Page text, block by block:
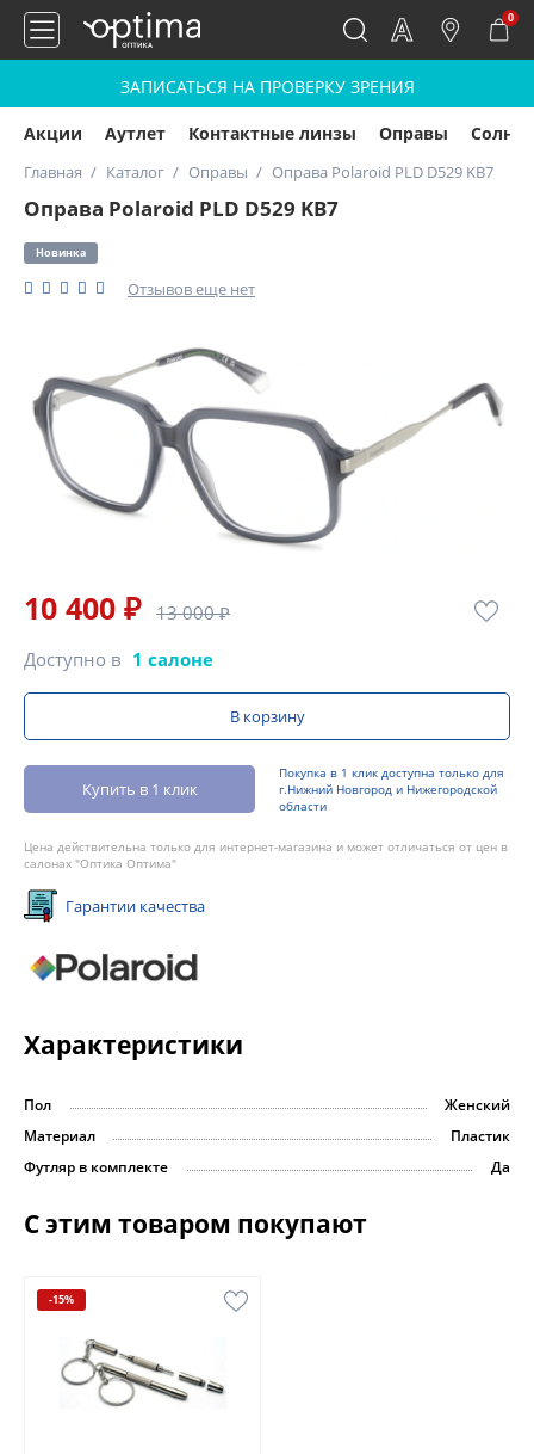
0
ЗАПИСАТЬСЯ НА ПРОВЕРКУ ЗРЕНИЯ
Акции Аутлет Контактные линзы Оправы
Главная Каталог Оправы Оправа Polaroid PLD D529 KB7
Оправа Polaroid PLD D529 KB7
Новинка
Отзывов еще нет
10 400 ₽ 13 000 ₽
Доступно в 1 салоне
В корзину
Купить в 1 клик
Покупка в 1 клик доступна только для
г.Нижний Новгород и Нижегородской
области
Цена действительна только для интернет-магазина и может отличаться от цен в
салонах "Оптика Оптима"
Гарантии качества
Характеристики
Пол
Женский
Материал
Пластик
Футляр в комплекте
Да
С этим товаром покупают
-15%